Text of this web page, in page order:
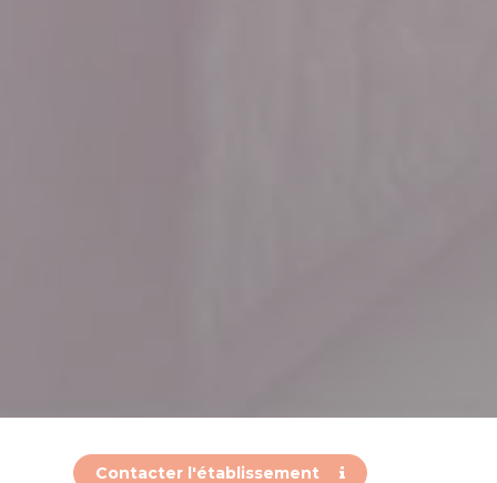
Contacter l'établissement